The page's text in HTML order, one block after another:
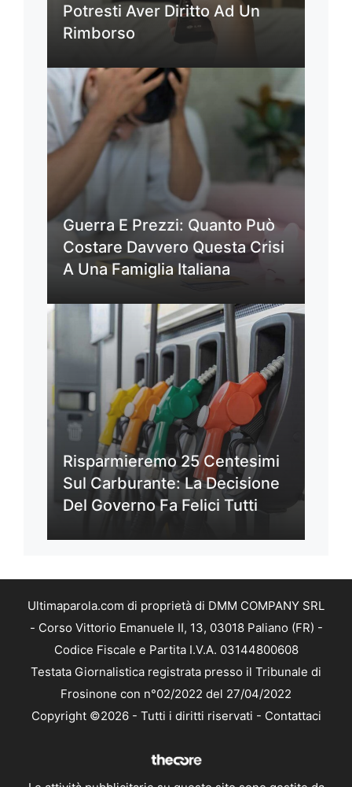
Potresti Aver Diritto Ad Un
Rimborso
Guerra E Prezzi: Quanto Può
Costare Davvero Questa Crisi
A Una Famiglia Italiana
Risparmieremo 25 Centesimi
Sul Carburante: La Decisione
Del Governo Fa Felici Tutti
Ultimaparola.com di proprietà di DMM COMPANY SRL
- Corso Vittorio Emanuele II, 13, 03018 Paliano (FR) -
Codice Fiscale e Partita I.V.A. 03144800608
Testata Giornalistica registrata presso il Tribunale di
Frosinone con n°02/2022 del 27/04/2022
Copyright ©2026 - Tutti i diritti riservati - Contattaci